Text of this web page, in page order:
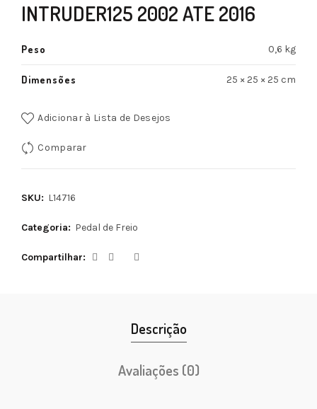
INTRUDER125 2002 ATE 2016
Peso 0,6 kg
Dimensões 25 × 25 × 25 cm
Adicionar à Lista de Desejos
Comparar
SKU: L14716
Categoria: Pedal de Freio
Compartilhar
Descrição
Avaliações (0)